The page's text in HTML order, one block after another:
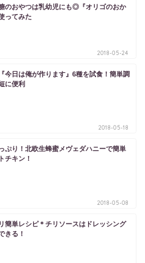
のおやつは乳幼児にも◎『オリゴのおか
ってみた
2018-05-24
今日は俺が作ります』6種を試食！簡単調
に便利
2018-05-18
ぷり！北欧生蜂蜜メヴェダハニーで簡単
チキン！
2018-05-08
簡単レシピ＊チリソースはドレッシング
きる！